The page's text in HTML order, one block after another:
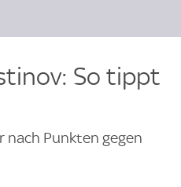
So tippt
nach Punkten gegen